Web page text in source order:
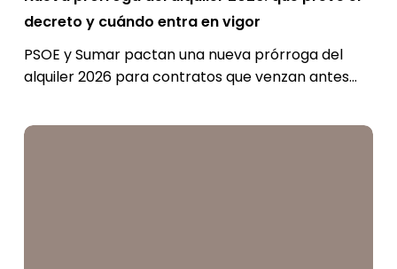
en
vigor
decreto y cuándo entra en vigor
PSOE y Sumar pactan una nueva prórroga del
alquiler 2026 para contratos que venzan antes…
Ley